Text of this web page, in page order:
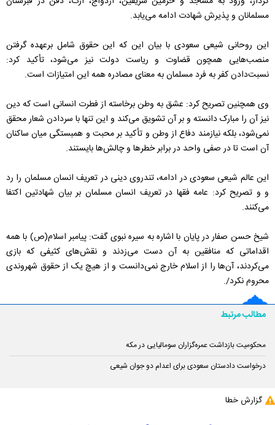
مسلمانان و پذیرش شهادت ادامه می‌یابد.
این روحانی شیعی سعودی با بیان این که این حقوق شامل برعهده گرفتن
منصب‌هایی همچون قضاوت و ریاست دولت نیز می‌شود، تأکید کرد:
نسبت‌دادن کفر به فرد مسلمان به معنای مصادره همه این امتیازات است.
وی همچنین تصریح کرد: عشق به وطن برخاسته از فطرت انسانی است که دین
نیز آن را مبارک دانسته و بر آن تشویق می‌کند و این تنها با سردادن شعار محقق
نمی‌شود، بلکه نیازمند دفاع از وطن و تأکید بر محبت و همبستگی میان ساکنان
آن است تا در صفی واحد در برابر خطرها و چالش‌ها بایستند.
این عالم شیعی سعودی در ادامه، تندروی‌ دینی در تعریف انسان مسلمان را رد
و و تصریح کرد: عامه فقها در تعریف انسان مسلمان بر بیان شهادتین اکتفا
می‌کنند.
شیخ حسن صفار در پایان با اشاره به سیره نبوی گفت: پیامبر اسلام(ص) با همه
اقداماتی که منافقین به آن دست می‌زدند و نقش‌های کثیفی که بازی
می‌کردند، آن‌ها را از اسلام خارج نمی‌دانست و از هیچ یک از حقوق شهروندی
محروم نکرد/.
مطالب مرتبط
محکومیت بازداشت عمره‌گزاران سومالیایی در مکه
درخواست دادستان سعودی برای اعدام دو جوان شیعی
گزارش خطا